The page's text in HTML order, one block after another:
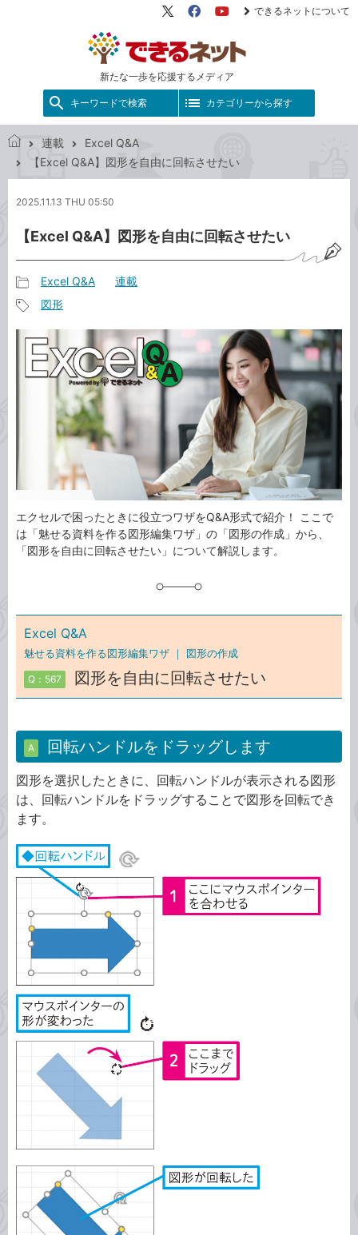
新たな一歩を応援するメディア
X（旧
FacebookYouTube
できるネットについて
キーワードで検索 カテゴリーから探す
ネ
ト
連載
Excel Q&A
【Excel Q&A】図形を自由に回転させたい
2025.11.13 THU 05:50
【Excel Q&A】図形を自由に回転させたい
事
カ
テ
ゴ
Excel Q&A 連載
事
タ
グ
図形
エクセルで困ったときに役立つワザをQ&A形式で紹介！ ここで
は「魅せる資料を作る図形編集ワザ」の「図形の作成」から、
「図形を自由に回転させたい」について解説します。
Excel Q&A
魅せる資料を作る図形編集ワザ ｜ 図形の作成
Q：567 図形を自由に回転させたい
A 回転ハンドルをドラッグします
図形を選択したときに、回転ハンドルが表示される図形
は、回転ハンドルをドラッグすることで図形を回転でき
ます。